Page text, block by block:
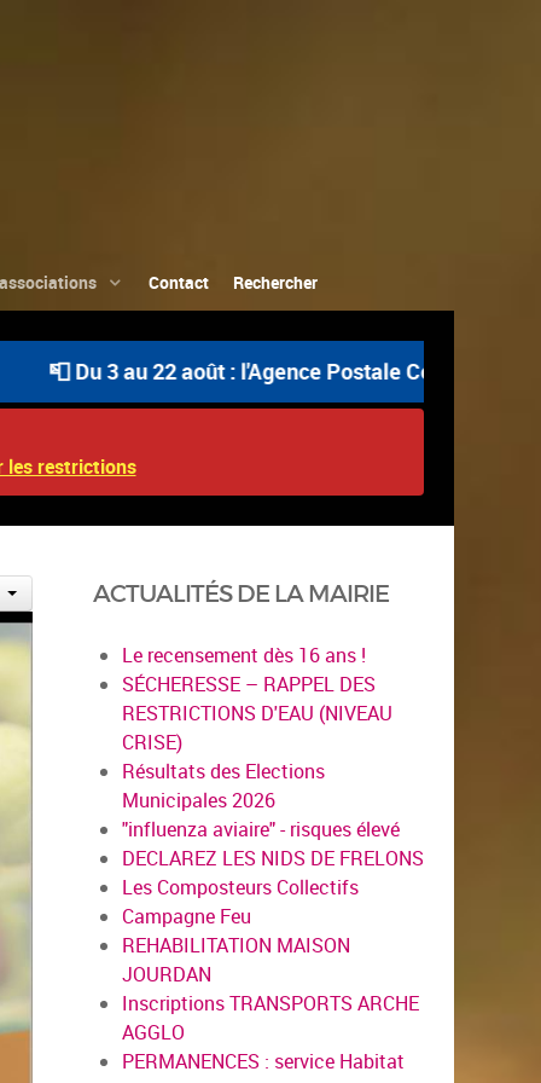
Contact Rechercher
22 août : l'Agence Postale Communale est ouverte
les restrictions
ACTUALITÉS DE LA MAIRIE
Le recensement dès 16 ans !
SÉCHERESSE – RAPPEL DES
RESTRICTIONS D'EAU (NIVEAU
CRISE)
Résultats des Elections
Municipales 2026
"influenza aviaire" - risques élevé
DECLAREZ LES NIDS DE FRELONS
Les Composteurs Collectifs
Campagne Feu
REHABILITATION MAISON
JOURDAN
Inscriptions TRANSPORTS ARCHE
AGGLO
PERMANENCES : service Habitat